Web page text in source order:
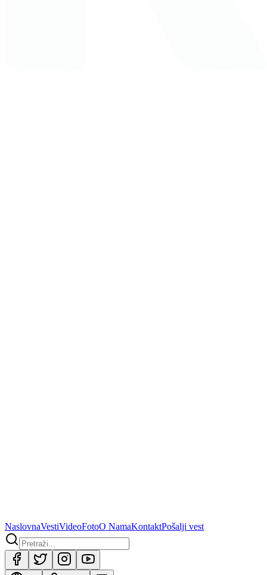
NaslovnaVestiVideoFotoO NamaKontaktPošalji vest